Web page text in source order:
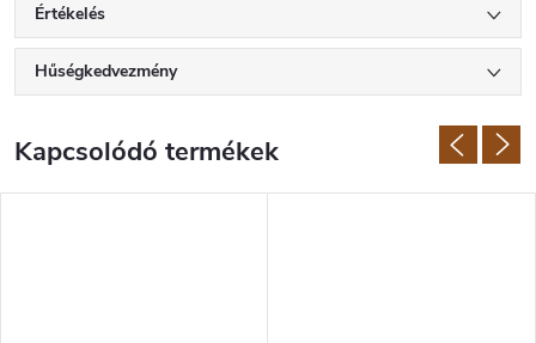
Értékelés
Hűségkedvezmény
Kapcsolódó termékek